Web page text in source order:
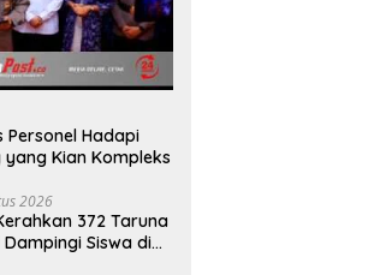
Personel Hadapi
yang Kian Kompleks
2026
372 Taruna
Dampingi Siswa di